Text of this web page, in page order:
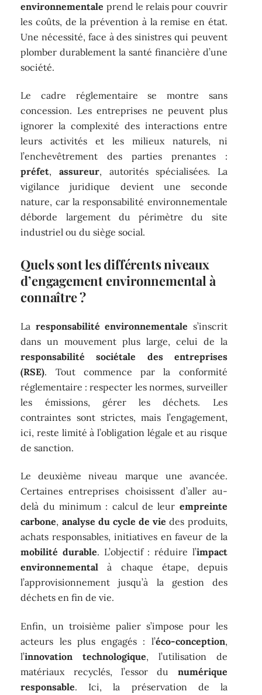
environnementale prend le relais pour couvrir
les coûts, de la prévention à la remise en état.
Une nécessité, face à des sinistres qui peuvent
plomber durablement la santé financière d’une
société.
Le cadre réglementaire se montre sans
concession. Les entreprises ne peuvent plus
ignorer la complexité des interactions entre
leurs activités et les milieux naturels, ni
l’enchevêtrement des parties prenantes :
préfet, assureur, autorités spécialisées. La
vigilance juridique devient une seconde
nature, car la responsabilité environnementale
déborde largement du périmètre du site
industriel ou du siège social.
Quels sont les différents niveaux
d’engagement environnemental à
connaître ?
La responsabilité environnementale s’inscrit
dans un mouvement plus large, celui de la
responsabilité sociétale des entreprises
(RSE). Tout commence par la conformité
réglementaire : respecter les normes, surveiller
les émissions, gérer les déchets. Les
contraintes sont strictes, mais l’engagement,
ici, reste limité à l’obligation légale et au risque
de sanction.
Le deuxième niveau marque une avancée.
Certaines entreprises choisissent d’aller au-
delà du minimum : calcul de leur empreinte
carbone, analyse du cycle de vie des produits,
achats responsables, initiatives en faveur de la
mobilité durable. L’objectif : réduire l’impact
environnemental à chaque étape, depuis
l’approvisionnement jusqu’à la gestion des
déchets en fin de vie.
Enfin, un troisième palier s’impose pour les
acteurs les plus engagés : l’éco-conception,
l’innovation technologique, l’utilisation de
matériaux recyclés, l’essor du numérique
responsable. Ici, la préservation de la